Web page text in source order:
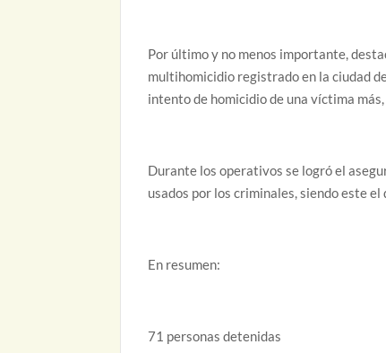
Por último y no menos importante,
multihomicidio registrado en la ciudad
intento de homicidio de una víctima
Durante los operativos se logró el
usados por los criminales, siendo este el
En resumen:
71 personas detenidas